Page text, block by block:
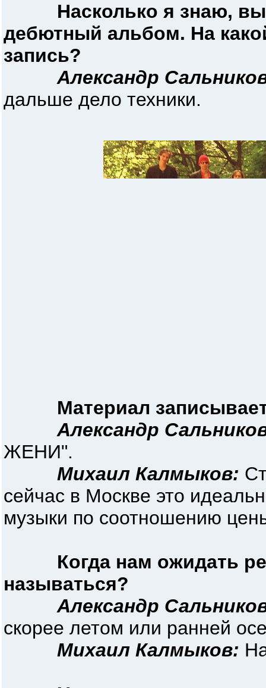
Насколько я знаю,
дебютный альбом. На
запись?
Александр
дальше дело техники.
Материал
Александр
ЖЕНИ".
Михаил Калмыков:
сейчас в Москве это
музыки по соотношению
Когда нам ожидать
называться?
Александр
скорее летом или ранней
Михаил Калмыков: